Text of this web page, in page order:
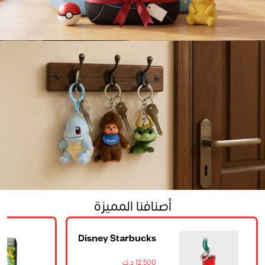
Beauty
Mini Backpack
Home
Keychain
أصنافنا المميزة
Starbucks
Keychain
12.000 د.ك